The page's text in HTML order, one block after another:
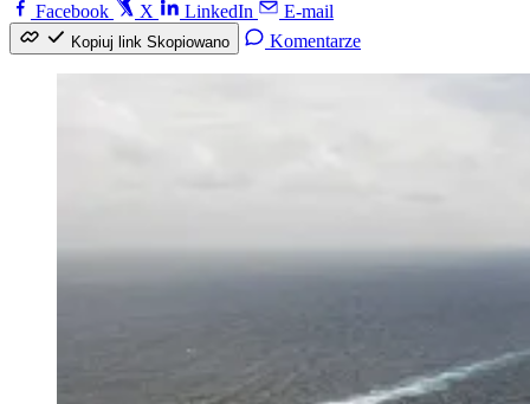
Facebook
X LinkedIn E-mail
Kopiuj link Skopiowano Komentarze